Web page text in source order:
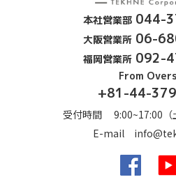
本社営業部 044-
大阪営業所 06-
福岡営業所 092-
From
+81-44-
受付時間 9:00~17:00（
E-mail